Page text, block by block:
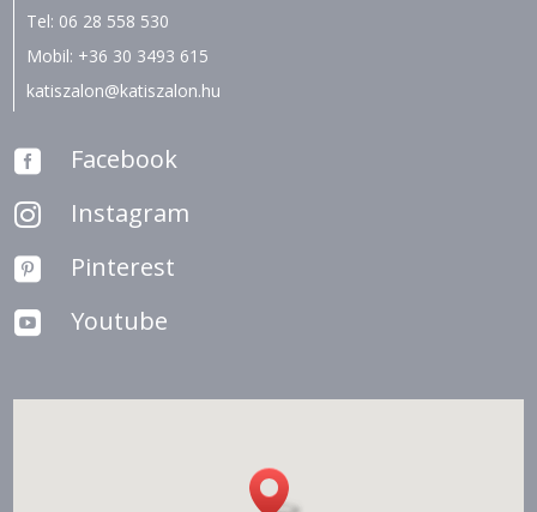
Tel: 06 28 558 530
Mobil: +36 30 3493 615
katiszalon@katiszalon.hu
 Facebook
 Instagram
 Pinterest
 Youtube